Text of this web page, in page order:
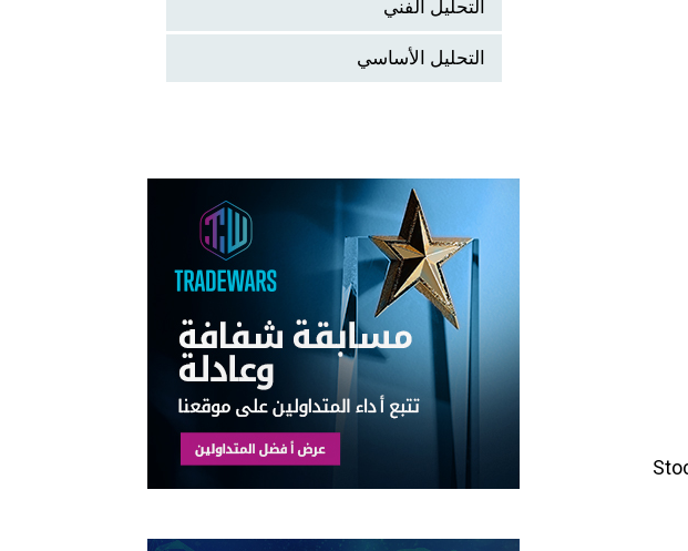
التحليل الفني
التحليل الأساسي